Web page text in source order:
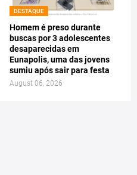
DESTAQUE
Homem é preso durante
buscas por 3 adolescentes
desaparecidas em
Eunapolis, uma das jovens
sumiu após sair para festa
August 06, 2026